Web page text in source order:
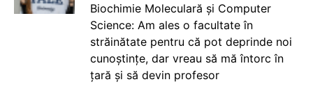
Biochimie Moleculară și Computer
Science: Am ales o facultate în
străinătate pentru că pot deprinde noi
cunoștințe, dar vreau să mă întorc în
țară și să devin profesor